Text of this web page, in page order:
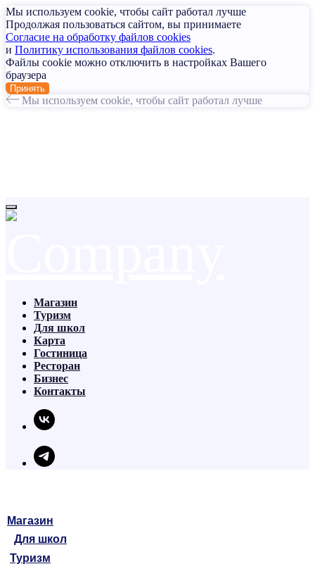
Мы используем cookie, чтобы сайт работал лучше
Продолжая пользоваться сайтом, вы принимаете
Согласие на обработку файлов cookies
и Политику использования файлов cookies.
Файлы cookie можно отключить в настройках Вашего
браузера
Принять
Мы используем cookie, чтобы сайт работал лучше
Магазин
Для школ
Туризм
Магазин
Туризм
Для школ
Карта
Гостиница
Ресторан
Бизнес
Контакты